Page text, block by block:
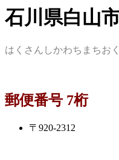
石川県白山
はくさんしかわちまちお
郵便番号 7桁
〒920-2312